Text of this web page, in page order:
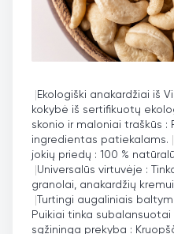
|Ekologiški anakardžiai iš
kokybė iš sertifikuotų
skonio ir maloniai traškūs :
ingredientas patiekalams. |
jokių priedų : 100 %
|Universalūs virtuvėje :
granolai, anakardžių
|Turtingi augaliniais
Puikiai tinka subalansuotai
sąžininga prekyba :